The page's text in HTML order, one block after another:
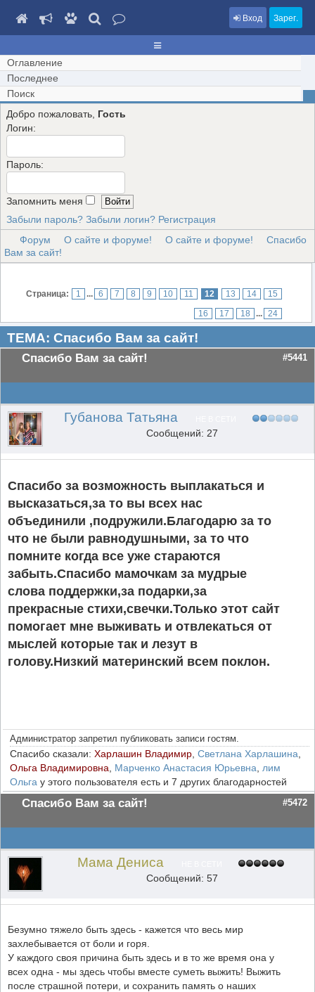
Вход Зарег.
Оглавление
Последнее
Поиск
Добро пожаловать, Гость
Логин:
Пароль:
Запомнить меня
Забыли пароль? Забыли логин? Регистрация
Форум
О сайте и форуме! О сайте и форуме!
Спасибо
Вам за сайт!
Страница: 1 ... 6 7 8 9 10 11 12 13 14
15
16
17 18 ... 24
ТЕМА: Спасибо Вам за сайт!
Спасибо Вам за сайт! #5441
Губанова Татьяна
Сообщений: 27
Спасибо за возможность выплакаться и
высказаться,за то вы всех нас
объединили ,подружили.Благодарю за то
что не были равнодушными, за то что
помните когда все уже стараются
забыть.Спасибо мамочкам за мудрые
слова поддержки,за подарки,за
прекрасные стихи,свечки.Только этот сайт
помогает мне выживать и отвлекаться от
мыслей которые так и лезут в
голову.Низкий материнский всем поклон.
Администратор запретил публиковать записи гостям.
Спасибо сказали: Харлашин Владимир Светлана Харлашина
Ольга Владимировна
Марченко Анастасия Юрьевна
лим
Ольга у этого пользователя есть и 7 других благодарностей
Спасибо Вам за сайт! #5472
Мама Дениса
Сообщений: 57
Безумно тяжело быть здесь - кажется что весь мир
захлебывается от боли и горя.
У каждого своя причина быть здесь и в то же время она у
всех одна - мы здесь чтобы вместе суметь выжить! Выжить
после страшной потери, и сохранить память о наших